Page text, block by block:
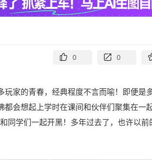
0 0
玩家的青春，经典程度不言而喻！即便是
会想起上学时在课间和伙伴们聚集在一
同学们一起开黑！多年过去了，也许以前